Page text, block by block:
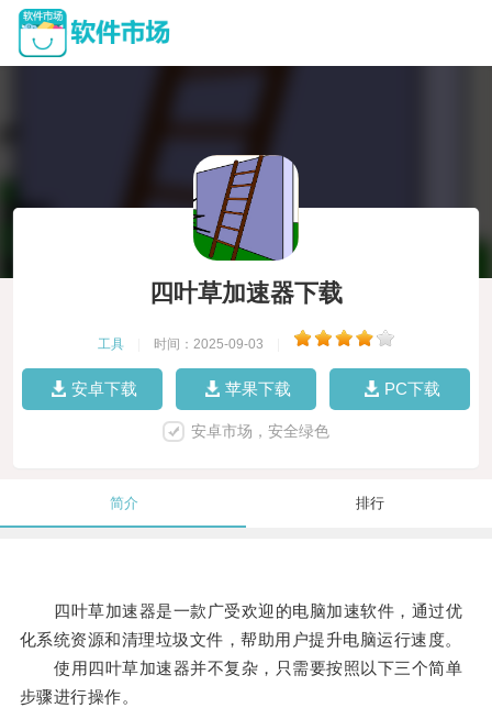
四叶草加速器下载
工具 时间：2025-09-03
安卓下载 苹果下载 PC下载
安卓市场，安全绿色
简介 排行
四叶草加速器是一款广受欢迎的电脑加速软件，通过优
化系统资源和清理垃圾文件，帮助用户提升电脑运行速度。
使用四叶草加速器并不复杂，只需要按照以下三个简单
步骤进行操作。